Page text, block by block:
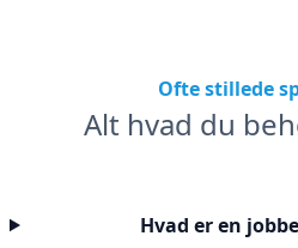
Ofte stillede
Alt hvad du
Hvad er en